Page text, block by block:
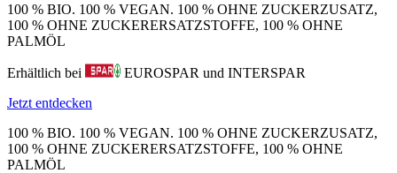
100 % BIO. 100 % VEGAN. 100 % OHNE ZUCKERZUSATZ,
100 % OHNE ZUCKERERSATZSTOFFE, 100 % OHNE
PALMÖL
Erhältlich bei
EUROSPAR und INTERSPAR
Jetzt entdecken
100 % BIO. 100 % VEGAN. 100 % OHNE ZUCKERZUSATZ,
100 % OHNE ZUCKERERSATZSTOFFE, 100 % OHNE
PALMÖL